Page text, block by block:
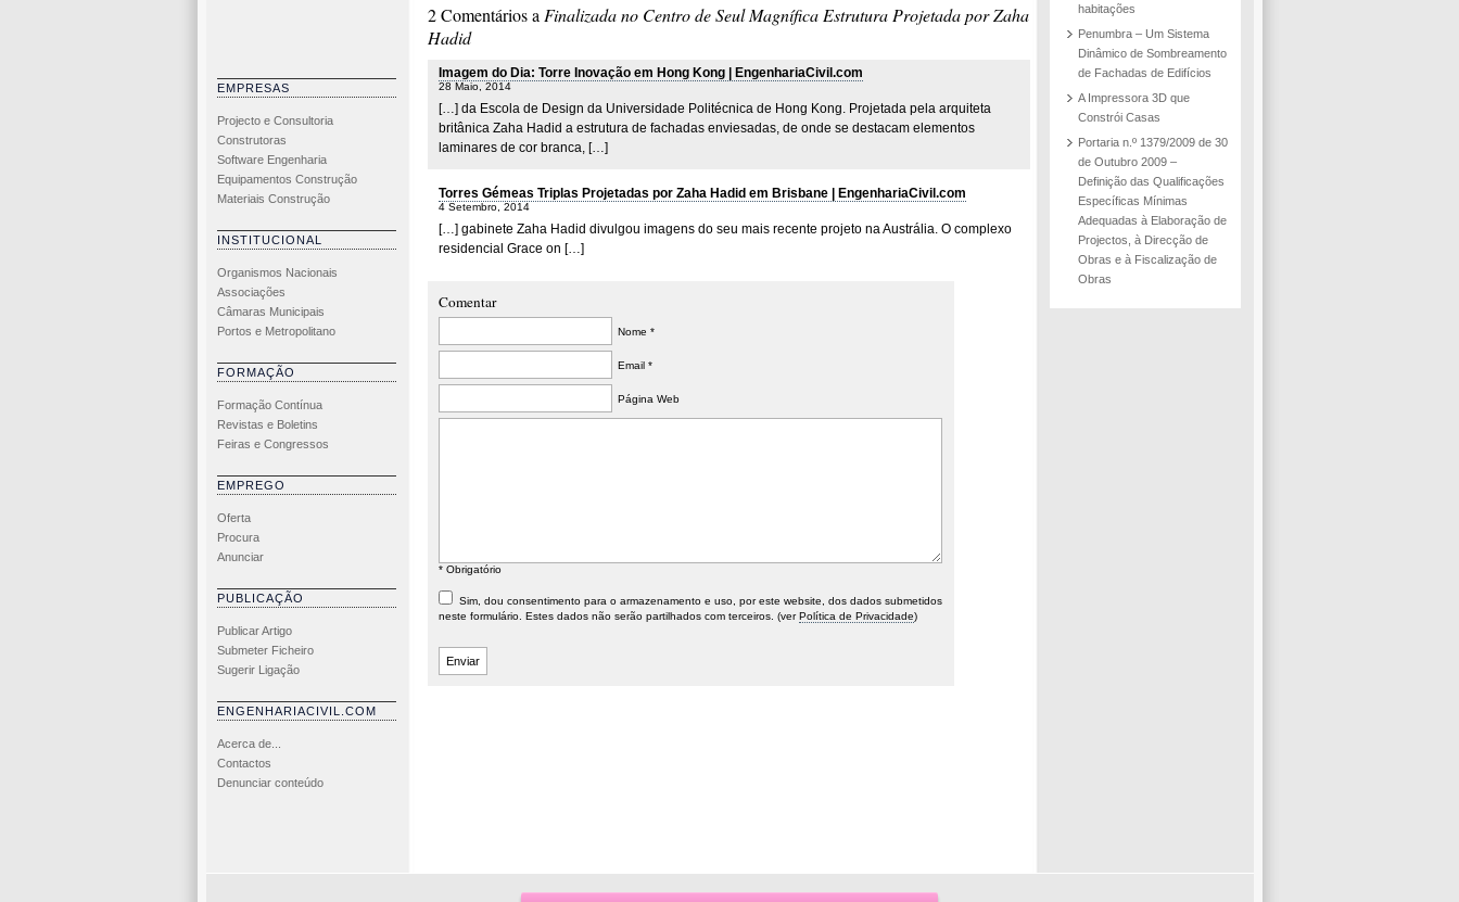
EMPRESAS
Projecto e Consultoria
Construtoras
Software Engenharia
Equipamentos Construção
Materiais Construção
INSTITUCIONAL
Organismos Nacionais
Associações
Câmaras Municipais
Portos e Metropolitano
FORMAÇÃO
Formação Contínua
Revistas e Boletins
Feiras e Congressos
EMPREGO
Oferta
Procura
Anunciar
PUBLICAÇÃO
Publicar Artigo
Submeter Ficheiro
Sugerir Ligação
ENGENHARIACIVIL.COM
Acerca de...
Contactos
Denunciar conteúdo
obsoletos os
sistemas de ar-
condicionado
maior torre
sempre nos
EUA
estruturas
2 Comentários a Finalizada no Centro de Seul Magnífica Estrutura Projetada por Zaha
Hadid
Imagem do Dia: Torre Inovação em Hong Kong | EngenhariaCivil.com
28 Maio, 2014
[…] da Escola de Design da Universidade Politécnica de Hong Kong. Projetada pela arquiteta
britânica Zaha Hadid a estrutura de fachadas enviesadas, de onde se destacam elementos
laminares de cor branca, […]
Torres Gémeas Triplas Projetadas por Zaha Hadid em Brisbane | EngenhariaCivil.com
4 Setembro, 2014
[…] gabinete Zaha Hadid divulgou imagens do seu mais recente projeto na Austrália. O complexo
residencial Grace on […]
Comentar
Nome *
Email *
Página Web
* Obrigatório
Sim, dou consentimento para o armazenamento e uso, por este website, dos dados submetidos
neste formulário. Estes dados não serão partilhados com terceiros. (verPolítica de Privacidade)
habitações
Penumbra – Um Sistema
Dinâmico de Sombreamento
de Fachadas de Edifícios
A Impressora 3D que
Constrói Casas
Portaria n.º 1379/2009 de 30
de Outubro 2009 –
Definição das Qualificações
Específicas Mínimas
Adequadas à Elaboração de
Projectos, à Direcção de
Obras e à Fiscalização de
Obras